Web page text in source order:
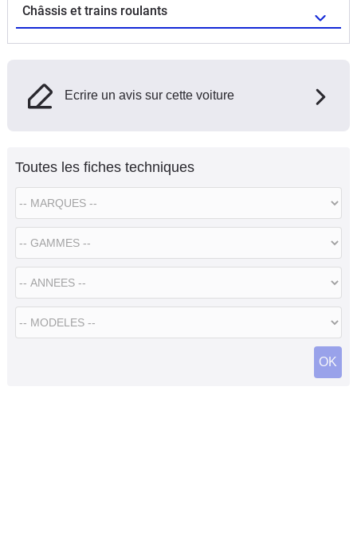
Châssis et trains roulants
Ecrire un avis sur cette voiture
Toutes les fiches techniques